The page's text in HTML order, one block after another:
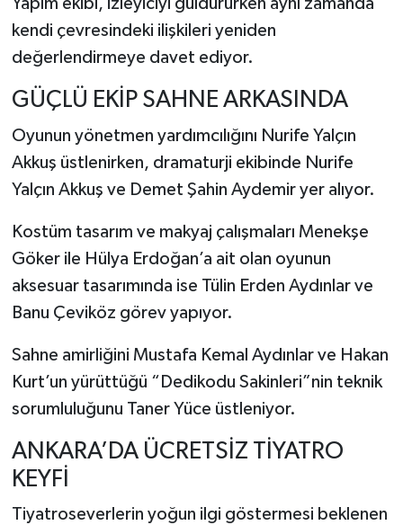
Yapım ekibi, izleyiciyi güldürürken aynı zamanda
kendi çevresindeki ilişkileri yeniden
değerlendirmeye davet ediyor.
GÜÇLÜ EKİP SAHNE ARKASINDA
Oyunun yönetmen yardımcılığını Nurife Yalçın
Akkuş üstlenirken, dramaturji ekibinde Nurife
Yalçın Akkuş ve Demet Şahin Aydemir yer alıyor.
Kostüm tasarım ve makyaj çalışmaları Menekşe
Göker ile Hülya Erdoğan’a ait olan oyunun
aksesuar tasarımında ise Tülin Erden Aydınlar ve
Banu Çeviköz görev yapıyor.
Sahne amirliğini Mustafa Kemal Aydınlar ve Hakan
Kurt’un yürüttüğü “Dedikodu Sakinleri”nin teknik
sorumluluğunu Taner Yüce üstleniyor.
ANKARA’DA ÜCRETSİZ TİYATRO
KEYFİ
Tiyatroseverlerin yoğun ilgi göstermesi beklenen